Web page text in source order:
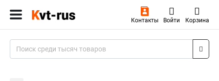
Контакты Войти Корзина